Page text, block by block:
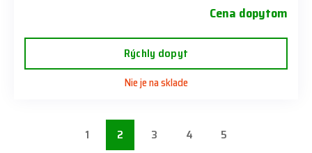
Cena dopytom
Rýchly dopyt
Nie je na sklade
1 2 3 4 5